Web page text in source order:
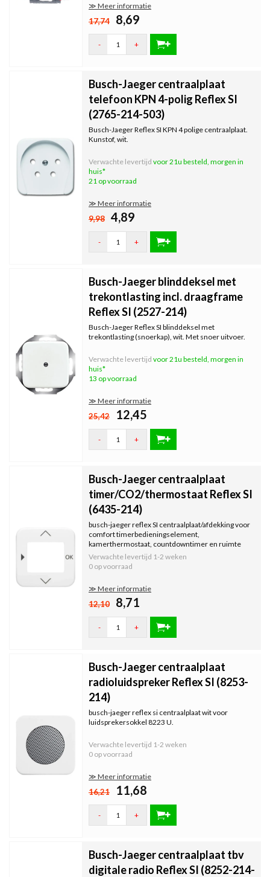
≫ Meer informatie
17,74 8,69
- +
Busch-Jaeger centraalplaat
telefoon KPN 4-polig Reflex SI
(2765-214-503)
Busch-Jaeger Reflex SI KPN 4 polige centraalplaat.
Kunstof, wit.
Verwachte levertijd voor 21u besteld, morgen in
huis*
21 op voorraad
≫ Meer informatie
9,98 4,89
- +
Busch-Jaeger blinddeksel met
trekontlasting incl. draagframe
Reflex SI (2527-214)
Busch-Jaeger Reflex SI blinddeksel met
trekontlasting (snoerkap), wit. Met snoer uitvoer.
Verwachte levertijd voor 21u besteld, morgen in
huis*
13 op voorraad
≫ Meer informatie
25,42 12,45
- +
Busch-Jaeger centraalplaat
timer/CO2/thermostaat Reflex SI
(6435-214)
busch-jaeger reflex SI centraalplaat/afdekking voor
comfort timerbedieningselement,
kamerthermostaat, countdowntimer en ruimte
luchtsensor.
Verwachte levertijd 1-2 weken
0 op voorraad
≫ Meer informatie
12,10 8,71
- +
Busch-Jaeger centraalplaat
radioluidspreker Reflex SI (8253-
214)
busch-jaeger reflex si centraalplaat wit voor
luidsprekersokkel 8223 U.
Verwachte levertijd 1-2 weken
0 op voorraad
≫ Meer informatie
16,21 11,68
- +
Busch-Jaeger centraalplaat tbv
digitale radio Reflex SI (8252-214-